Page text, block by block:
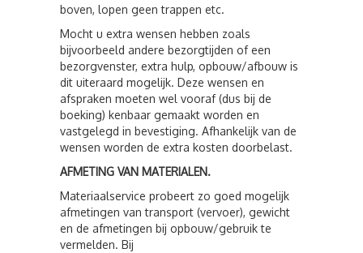
boven, lopen geen trappen etc.
Mocht u extra wensen hebben zoals
bijvoorbeeld andere bezorgtijden of een
bezorgvenster, extra hulp, opbouw/afbouw is
dit uiteraard mogelijk. Deze wensen en
afspraken moeten wel vooraf (dus bij de
boeking) kenbaar gemaakt worden en
vastgelegd in bevestiging. Afhankelijk van de
wensen worden de extra kosten doorbelast.
AFMETING VAN MATERIALEN.
Materiaalservice probeert zo goed mogelijk
afmetingen van transport (vervoer), gewicht
en de afmetingen bij opbouw/gebruik te
vermelden. Bij